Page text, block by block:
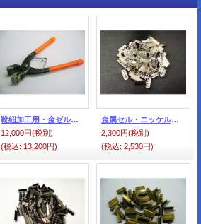
靴紐加工用・金ゼル・ペンチ
12,000円(税別)
(税込: 13,200円)
金属セル・ニッケル色=シルバー色（100個入）
2,300円(税別)
(税込: 2,530円)